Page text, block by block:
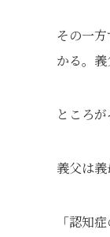
その一
かる。
ところ
義父は
「認知